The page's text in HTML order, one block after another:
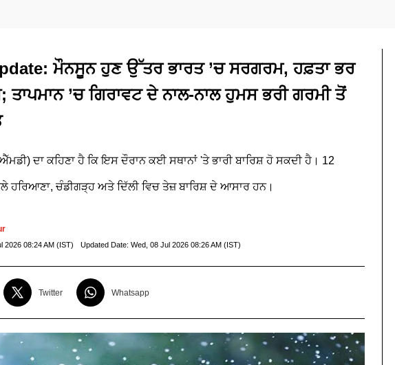
ਮੌਨਸੂਨ ਹੁਣ ਉੱਤਰ ਭਾਰਤ ’ਚ ਸਰਗਰਮ, ਹਫ਼ਤਾ ਭਰ
ਤਾਪਮਾਨ ’ਚ ਗਿਰਾਵਟ ਦੇ ਨਾਲ-ਨਾਲ ਹੁਮਸ ਭਰੀ ਗਰਮੀ ਤੋਂ
ਦਾ ਕਹਿਣਾ ਹੈ ਕਿ ਇਸ ਦੌਰਾਨ ਕਈ ਸਥਾਨਾਂ 'ਤੇ ਭਾਰੀ ਬਾਰਿਸ਼ ਹੋ ਸਕਦੀ ਹੈ। 12
ਚੰਡੀਗੜ੍ਹ ਅਤੇ ਦਿੱਲੀ ਵਿਚ ਤੇਜ਼ ਬਾਰਿਸ਼ ਦੇ ਆਸਾਰ ਹਨ।
2026 08:24 AM (IST) Updated Date: Wed, 08 Jul 2026 08:26 AM (IST)
Twitter Whatsapp